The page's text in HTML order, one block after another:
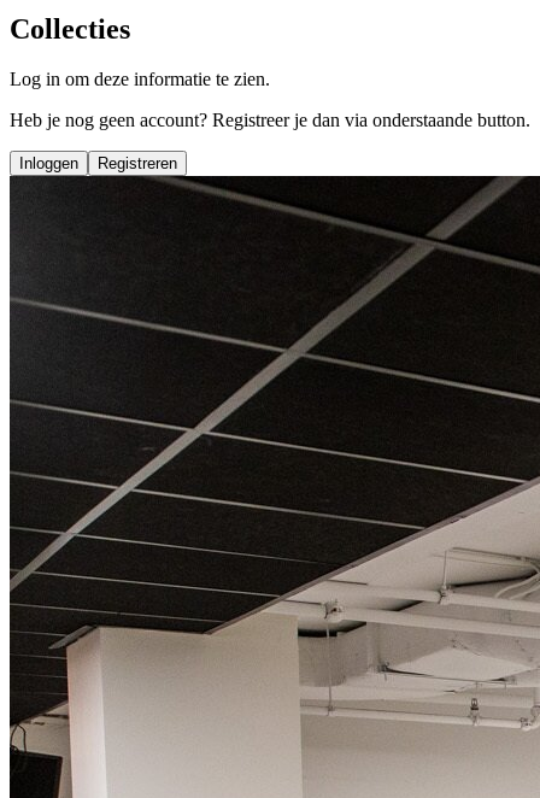
Collecties
Log in om deze informatie te zien.
Heb je nog geen account? Registreer je dan via onderstaande button.
Inloggen Registreren